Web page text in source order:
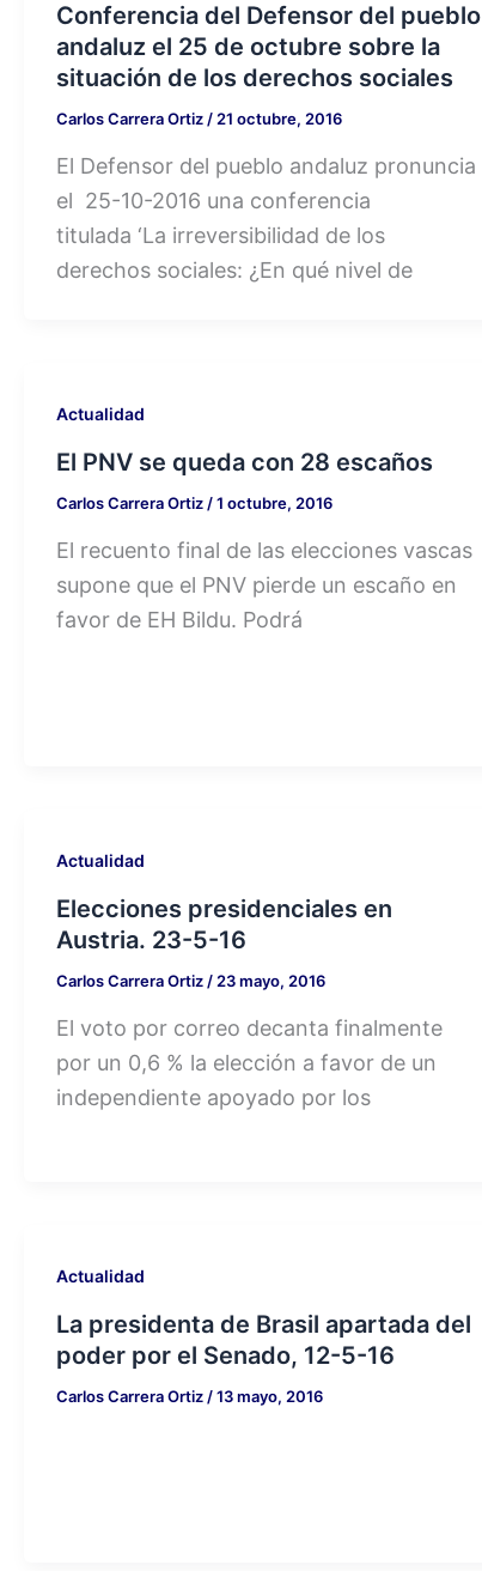
Conferencia del Defensor del pueblo
andaluz el 25 de octubre sobre la
situación de los derechos sociales
Carlos Carrera Ortiz/21 octubre, 2016
El Defensor del pueblo andaluz pronuncia
el 25-10-2016 una conferencia
titulada ‘La irreversibilidad de los
derechos sociales: ¿En qué nivel de
Actualidad
El PNV se queda con 28 escaños
Carlos Carrera Ortiz/1 octubre, 2016
El recuento final de las elecciones vascas
supone que el PNV pierde un escaño en
favor de EH Bildu. Podrá
Actualidad
Elecciones presidenciales en
Austria. 23-5-16
Carlos Carrera Ortiz/23 mayo, 2016
El voto por correo decanta finalmente
por un 0,6 % la elección a favor de un
independiente apoyado por los
Actualidad
La presidenta de Brasil apartada del
poder por el Senado, 12-5-16
Carlos Carrera Ortiz/13 mayo, 2016